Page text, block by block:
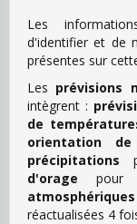
Les
d'identifier et de
présentes sur
Les prévisions
intègrent :
de
orientation
précipitations
d'orage pour
atmosphériques
réactualisées 4